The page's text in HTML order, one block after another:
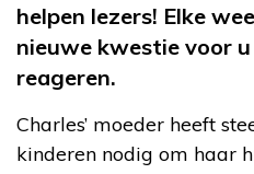
helpen lezers! Elke
nieuwe kwestie voor
reageren.
Charles’ moeder heeft
kinderen nodig om haar